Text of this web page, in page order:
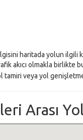
haritada yolun ilgili
akıcı olmakla birlikte
veya yol
Arası